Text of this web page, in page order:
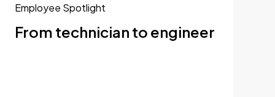
Employee Spotlight
From technician to engineer